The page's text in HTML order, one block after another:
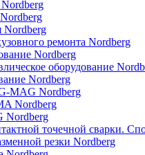
Nordberg
ремонта Nordberg
Nordberg
оборудование
Nordberg
MAG Nordberg
Nordberg
Nordberg
точечной сварки.
резки Nordberg